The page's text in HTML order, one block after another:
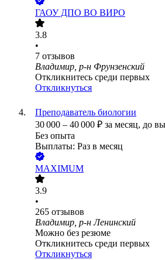
ГАОУ ДПО ВО ВИРО
3.8
•
7 отзывов
Владимир, р-н Фрунзенский
Откликнитесь среди первых
Откликнуться
Преподаватель биологии
30 000 – 40 000 ₽ за месяц, до
Без опыта
Выплаты: Раз в месяц
MAXIMUM
3.9
•
265 отзывов
Владимир, р-н Ленинский
Можно без резюме
Откликнитесь среди первых
Откликнуться